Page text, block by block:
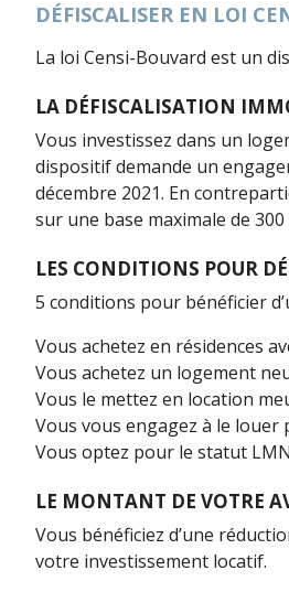
DÉFISCALISER EN LOI
La loi Censi-Bouvard est un
LA DÉFISCALISATION
Vous investissez dans un
dispositif demande un
décembre 2021. En
sur une base maximale de
LES CONDITIONS POUR
5 conditions pour bénéficier
Vous achetez en résidences
Vous achetez un logement
Vous le mettez en location
Vous vous engagez à le louer
Vous optez pour le statut
LE MONTANT DE VOTRE
Vous bénéficiez d’une
votre investissement locatif.